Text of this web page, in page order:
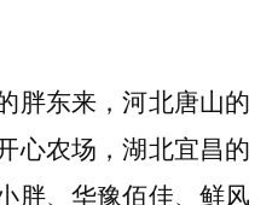
胖东来，河北唐山的
心农场，湖北宜昌的
胖、华豫佰佳、鲜风